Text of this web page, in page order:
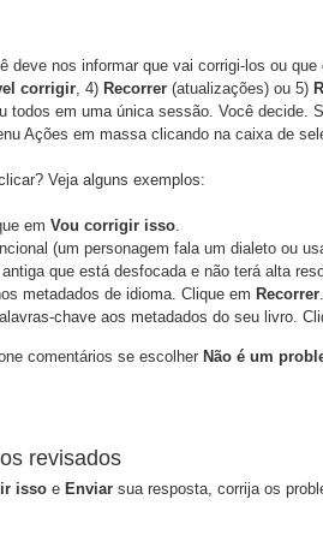
deve nos informar que vai corrigi-los ou
corrigir, 4) Recorrer (atualizações) ou 5)
todos em uma única sessão. Você
Ações em massa clicando na caixa de
Veja alguns exemplos:
em Vou corrigir isso.
(um personagem fala um dialeto ou
que está desfocada e não terá alta
metadados de idioma. Clique em Recorrer.
chave aos metadados do seu livro.
comentários se escolher Não é um
revisados
isso e Enviar sua resposta, corrija os